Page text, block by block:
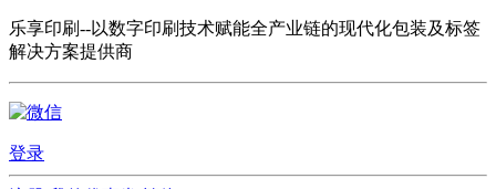
乐享印刷--以数字印刷技术赋能全产业链的现代化包装及标签
解决方案提供商
登录